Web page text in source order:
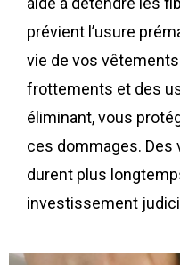
prévient l’usure
vie de vos
frottements et des
éliminant, vous
ces dommages.
durent plus
investissement